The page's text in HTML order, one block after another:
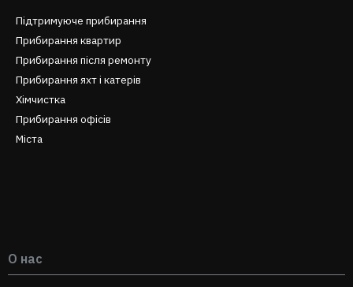
Підтримуюче прибирання
Прибирання квартир
Прибирання після ремонту
Прибирання яхт і катерів
Хімчистка
Прибирання офісів
Міста
О нас